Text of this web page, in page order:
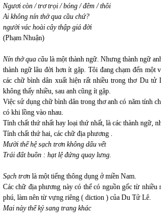
Ngươi còn / trơ trọi / bóng / đêm / thôi
Ai không nín thở qua cầu chứ?
người vác hoài cây thập giá đời
(Phạm Nhuận)
Nín thở qua cầu là một thành ngữ. Nhưng thành ngữ
thành ngữ lâu đời hơn ít gặp. Tôi đang chạm đến một
các chữ bình dân xuất hiện rất nhiều trong thơ Du tử
không thấy nhiều, sau anh cũng ít gặp.
Việc sử dụng chữ bình dân trong thơ anh có năm tính
có khi lồng vào nhau.
Tính chất thứ nhất hay loại thứ nhất, là các thành ngữ,
Tính chất thứ hai, các chữ địa phương .
Mười thế hệ sạch trơn không dấu vết
Trái đất buồn : hạt lệ đứng quay lưng.
Sạch trơn là một tiếng thông dụng ở miền Nam.
Các chữ địa phương này có thể có nguồn gốc từ
phú, làm nên từ vựng riêng ( diction ) của Du Tử Lê.
Mai này thế kỷ sang trang khác